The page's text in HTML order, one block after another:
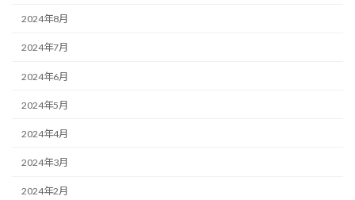
2024年8月
2024年7月
2024年6月
2024年5月
2024年4月
2024年3月
2024年2月